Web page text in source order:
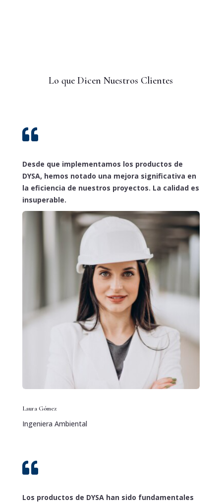
Lo que Dicen Nuestros Clientes

Desde que implementamos los productos de
DYSA, hemos notado una mejora significativa en
la eficiencia de nuestros proyectos. La calidad es
insuperable.
Laura Gómez
Ingeniera Ambiental

Los productos de DYSA han sido fundamentales